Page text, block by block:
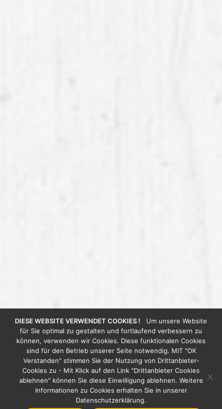
DIESE WEBSITE VERWENDET COOKIES ! Um unsere Website
für Sie optimal zu gestalten und fortlaufend verbessern zu
können, verwenden wir Cookies. Diese funktionalen Cookies
sind für den Betrieb unserer Seite notwendig. MIT "OK
Verstanden" stimmen Sie der Nutzung von Drittanbieter-
Cookies zu - Mit Klick auf den Link "Drittanbieter Cookies
ablehnen" können Sie diese Einwilligung ablehnen. Weitere
Informationen zu Cookies erhalten Sie in unserer
Datenschutzerklärung.
Möchten Sie einen
Termin?